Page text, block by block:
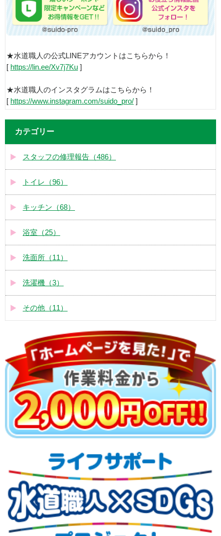
★水道職人の公式LINEアカウントはこちらから！
[ https://lin.ee/Xv7j7Ku ]
★水道職人のインスタグラムはこちらから！
[ https://www.instagram.com/suido_pro/ ]
カテゴリー
スタッフの修理報告（486）
トイレ（96）
キッチン（68）
浴室（25）
洗面所（11）
洗濯機（3）
その他（11）